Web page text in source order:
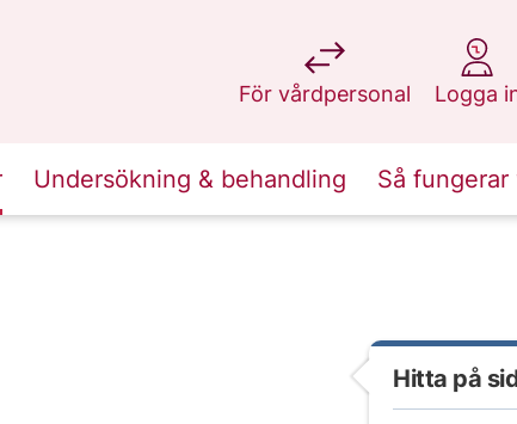
För vårdpersonal
på 1177.se
Logga
på 1177.se
Undersökning & behandling Så fungerar
Hitta på